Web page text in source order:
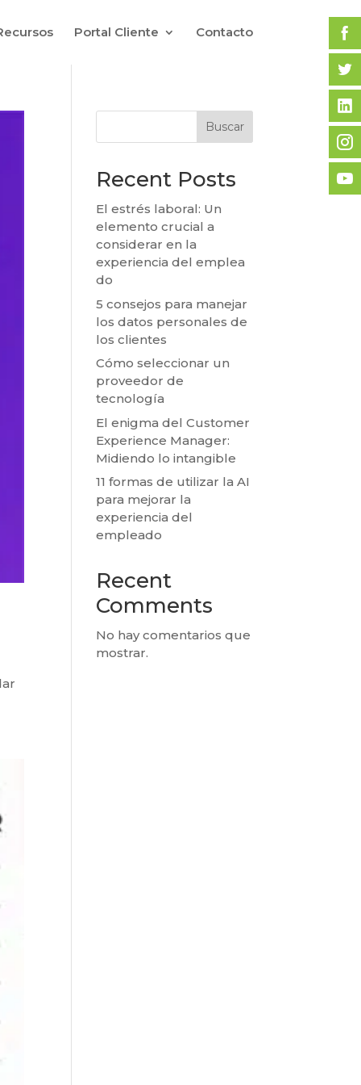
Portal Cliente Contacto
Buscar
Recent Posts
El estrés laboral: Un
elemento crucial a
considerar en la
experiencia del emplea
do
5 consejos para manejar
los datos personales de
los clientes
Cómo seleccionar un
proveedor de
tecnología
El enigma del Customer
Experience Manager:
Midiendo lo intangible
11 formas de utilizar la AI
para mejorar la
experiencia del
empleado
Recent
Comments
No hay comentarios que
mostrar.